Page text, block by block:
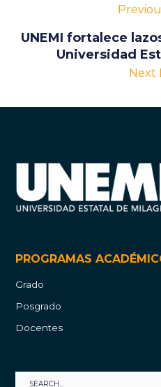
UNEMI fortalece
Universidad
Next
PROGRAMAS
Grado
Posgrado
Docentes